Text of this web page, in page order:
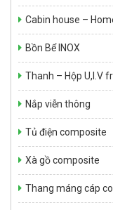
Cabin house –
Bồn Bể INOX
Thanh – Hộp U,I.V
Nắp viễn thông
Tủ điện composite
Xà gồ composite
Thang máng cáp